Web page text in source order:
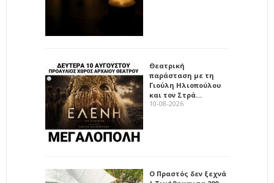
Θεατρική
παράσταση με τη
Γιούλη Ηλιοπούλου
και τον Στρά…
10-08-2026
Ο Πραστός δεν ξεχνά